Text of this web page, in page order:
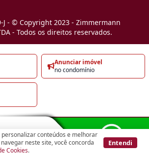
conteúdos e melhorar
neste site, você concorda
Cookies.
Entendi
Anunciar imóvel
no condomínio
J - © Copyright 2023 - Zimmermann
- Todos os direitos reservados.